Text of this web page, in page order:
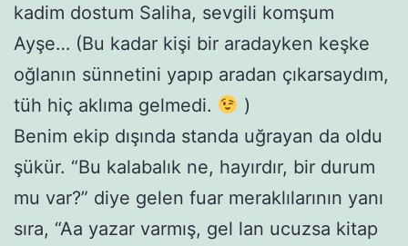
kadim dostum Saliha, sevgili komşum
Ayşe… (Bu kadar kişi bir aradayken keşke
oğlanın sünnetini yapıp aradan çıkarsaydım,
tüh hiç aklıma gelmedi.
)
Benim ekip dışında standa uğrayan da oldu
şükür. “Bu kalabalık ne, hayırdır, bir durum
mu var?” diye gelen fuar meraklılarının yanı
sıra, “Aa yazar varmış, gel lan ucuzsa kitap